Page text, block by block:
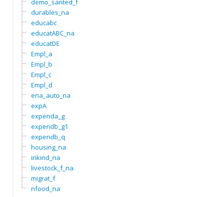
demo_santed_f
durables_na
educabc
educatABC_na
educatDE
Empl_a
Empl_b
Empl_c
Empl_d
ena_auto_na
expA
expenda_g
expendb_g1
expendb_q
housing_na
inkind_na
livestock_f_na
migrat_f
nfood_na